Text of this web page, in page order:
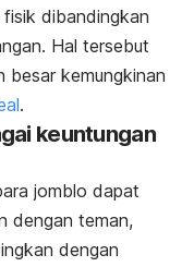
dibandingkan
Hal tersebut
besar kemungkinan
.
keuntungan
jomblo dapat
dengan teman,
dengan